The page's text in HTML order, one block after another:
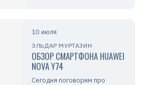
10 июля
ЭЛЬДАР МУРТАЗИН
ОБЗОР СМАРТФОНА HUAWEI
NOVA Y74
Сегодня поговорим про